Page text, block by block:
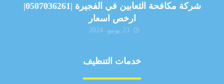
شركة مكافحة الثعابين في الفجيرة |0507036261|
ارخص اسعار
23 يونيو، 2024
خدمات التنظيف